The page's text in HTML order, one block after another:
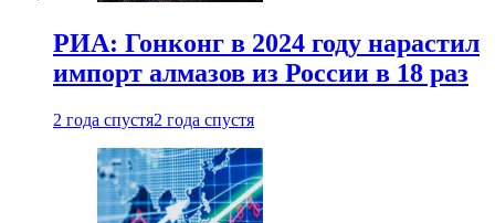
РИА: Гонконг в 2024 году нарастил
импорт алмазов из России в 18 раз
2 года спустя2 года спустя